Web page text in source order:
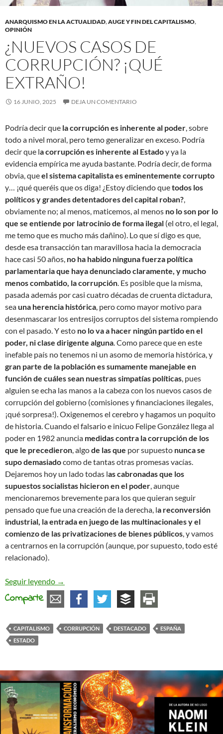
ANARQUISMO EN LA ACTUALIDAD,AUGE Y FIN DEL CAPITALISMO,
OPINIÓN
¿NUEVOS CASOS DE
CORRUPCIÓN? ¡QUÉ
EXTRAÑO!
16 JUNIO, 2025 DEJA UN COMENTARIO
Podría decir que la corrupción es inherente al poder, sobre
todo a nivel moral, pero temo generalizar en exceso. Podría
decir que la corrupción es inherente al Estadoy ya la
evidencia empírica me ayuda bastante. Podría decir, de forma
obvia, queel sistema capitalista es eminentemente corrupto
y… ¡qué queréis que os diga! ¿Estoy diciendo quetodos los
políticos y grandes detentadores del capital roban?,
obviamente no; al menos, maticemos, al menos no lo son por lo
que se entiende por latrocinio de forma ilegal (el otro, el legal,
me temo que es mucho más dañino). Lo que sí digo es que,
desde esa transacción tan maravillosa hacia la democracia
hace casi 50 años, no ha habido ninguna fuerza política
parlamentaria que haya denunciado claramente, y mucho
menos combatido, la corrupción. Es posible que la misma,
pasada además por casi cuatro décadas de cruenta dictadura,
seauna herencia histórica, pero como mayor motivo para
desenmascarar los entresijos corruptos del sistema rompiendo
con el pasado. Y esto no lo va a hacer ningún partido en el
poder, ni clase dirigente alguna. Como parece que en este
inefable país no tenemos ni un asomo de memoria histórica, y
gran parte de la población es sumamente manejable en
función de cuáles sean nuestras simpatías políticas, pues
alguien se echa las manos a la cabeza con los nuevos casos de
corrupción del gobierno (comisiones y financiaciones ilegales,
¡qué sorpresa!). Oxigenemos el cerebro y hagamos un poquito
de historia. Cuando el falsario e inicuo Felipe González llega al
poder en 1982 anuncia medidas contra la corrupción de los
que le precedieron, algode las que por supuesto nunca se
supo demasiadocomo de tantas otras promesas vacías.
Dejaremos hoy un lado todas las cabronadas que los
supuestos socialistas hicieron en el poder, aunque
mencionaremos brevemente para los que quieran seguir
pensado que fue una creación de la derecha, la reconversión
industrial, la entrada en juego de las multinacionales y el
comienzo de las privatizaciones de bienes públicos, y vamos
a centrarnos en la corrupción (aunque, por supuesto, todo esté
relacionado).
Seguir leyendo ¿Nuevos casos de corrupción? ¡Qué extraño!
→
Comparte
CAPITALISMO CORRUPCIÓN DESTACADO
ESPAÑA
ESTADO